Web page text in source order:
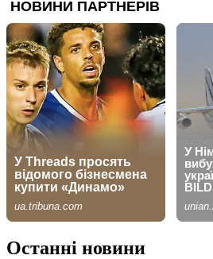
Останні новини